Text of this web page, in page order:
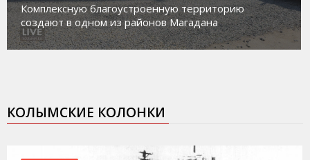
Комплексную благоустроенную территорию
создают в одном из районов Магадана
КОЛЫМСКИЕ КОЛОНКИ